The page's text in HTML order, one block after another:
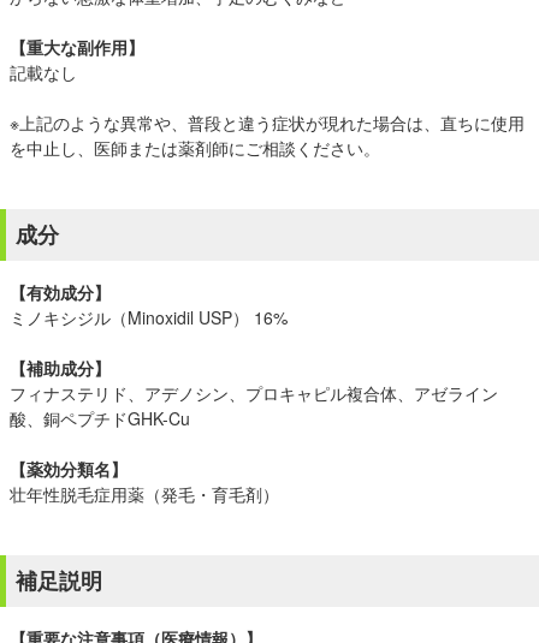
【重大な副作用】
記載なし
※上記のような異常や、普段と違う症状が現れた場合は、直ちに使用
を中止し、医師または薬剤師にご相談ください。
成分
【有効成分】
ミノキシジル（Minoxidil USP） 16%
【補助成分】
フィナステリド、アデノシン、プロキャピル複合体、アゼライン
酸、銅ペプチドGHK-Cu
【薬効分類名】
壮年性脱毛症用薬（発毛・育毛剤）
補足説明
【重要な注意事項（医療情報）】